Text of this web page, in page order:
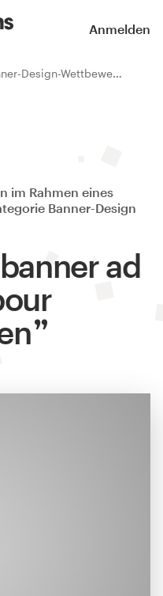
Anmelden
Design-Wettbewerbe
im Rahmen eines
Banner-Design
ad